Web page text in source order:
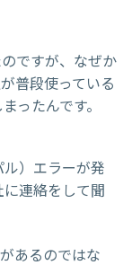
ですが、なぜか
普段使っている
ったんです。
）エラーが発
連絡をして聞
あるのではな